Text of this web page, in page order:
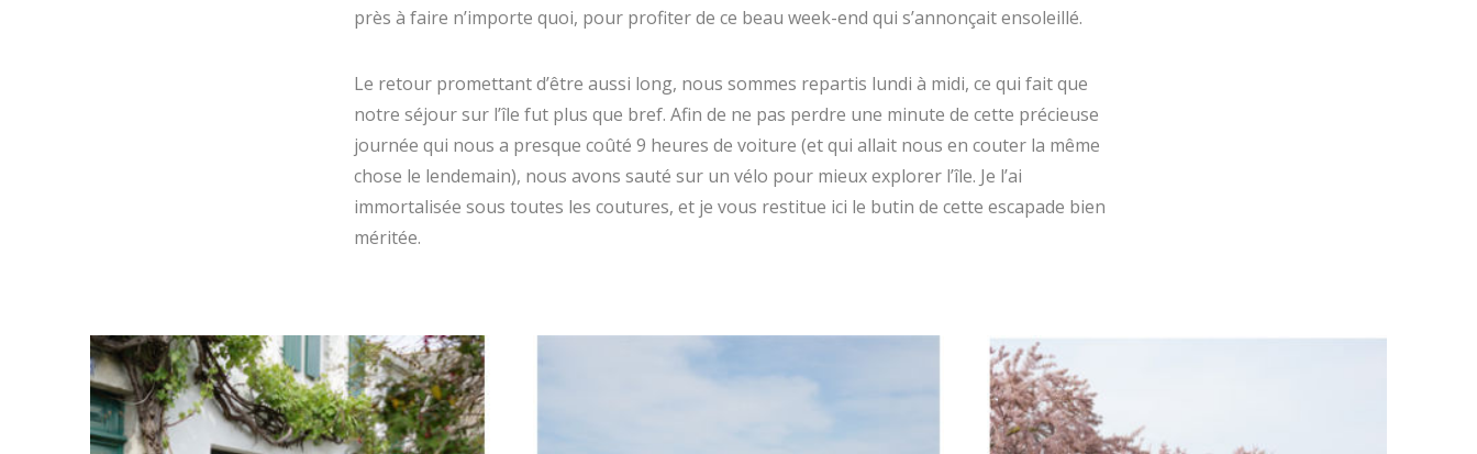
près à faire n’importe quoi, pour profiter de ce beau week-end qui s’annonçait ensoleillé.
Le retour promettant d’être aussi long, nous sommes repartis lundi à midi, ce qui fait que
notre séjour sur l’île fut plus que bref. Afin de ne pas perdre une minute de cette précieuse
journée qui nous a presque coûté 9 heures de voiture (et qui allait nous en couter la même
chose le lendemain), nous avons sauté sur un vélo pour mieux explorer l’île. Je l’ai
immortalisée sous toutes les coutures, et je vous restitue ici le butin de cette escapade bien
méritée.